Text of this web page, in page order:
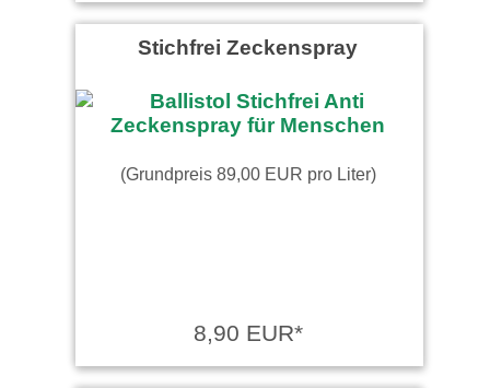
Stichfrei Zeckenspray
(Grundpreis 89,00 EUR pro Liter)
8,90 EUR*